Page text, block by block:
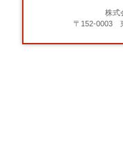
株式
〒152-0003